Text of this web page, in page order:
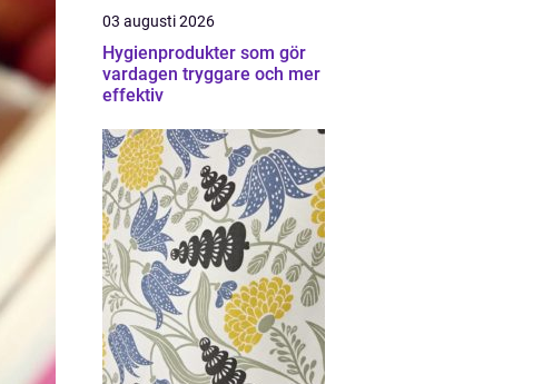
03 augusti 2026
Hygienprodukter som gör
vardagen tryggare och mer
effektiv